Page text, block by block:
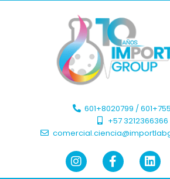
601+8020799 /
+57 3212366366​